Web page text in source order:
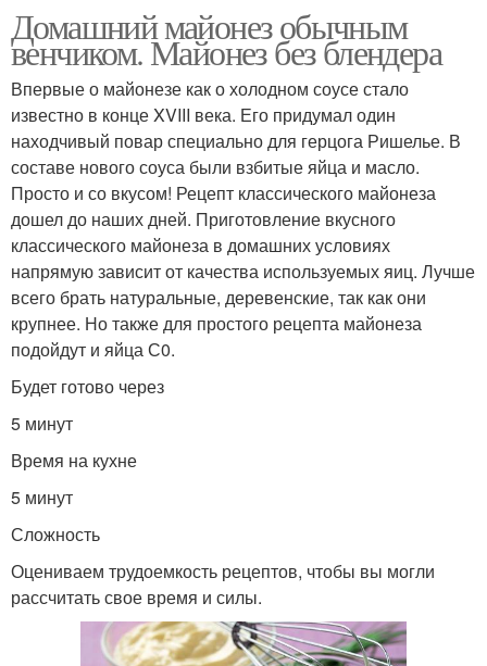
Домашний майонез обычным
венчиком. Майонез без блендера
Впервые о майонезе как о холодном соусе стало
известно в конце XVIII века. Его придумал один
находчивый повар специально для герцога Ришелье. В
составе нового соуса были взбитые яйца и масло.
Просто и со вкусом! Рецепт классического майонеза
дошел до наших дней. Приготовление вкусного
классического майонеза в домашних условиях
напрямую зависит от качества используемых яиц. Лучше
всего брать натуральные, деревенские, так как они
крупнее. Но также для простого рецепта майонеза
подойдут и яйца С0.
Будет готово через
5 минут
Время на кухне
5 минут
Сложность
Оцениваем трудоемкость рецептов, чтобы вы могли
рассчитать свое время и силы.